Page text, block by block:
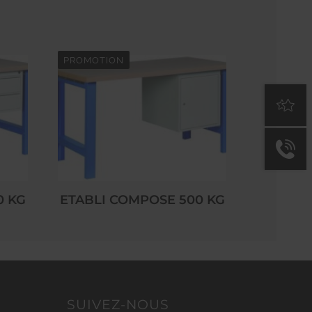
KG
PROMOTION
ETABLI COMPOSE 500 KG
SUIVEZ-NOUS